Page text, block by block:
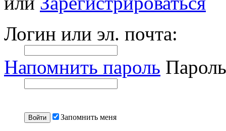
Логин или эл. почта:
Напомнить пароль
Запомнить меня